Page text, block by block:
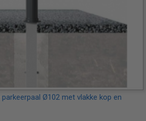
Ø102 met vlakke kop en